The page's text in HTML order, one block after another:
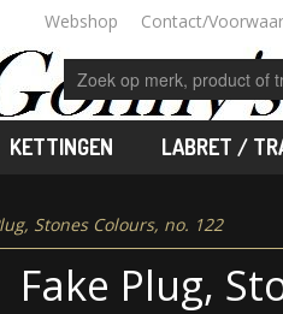
Webshop Contact/
KETTINGEN LABRET /
Stones Colours, no. 122
Fake Plug,